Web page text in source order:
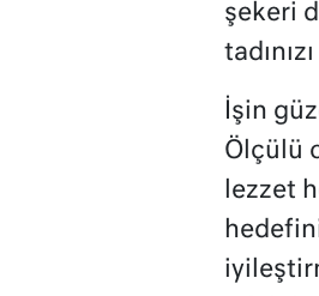
şekeri
İşin
Ölçülü
lezzet